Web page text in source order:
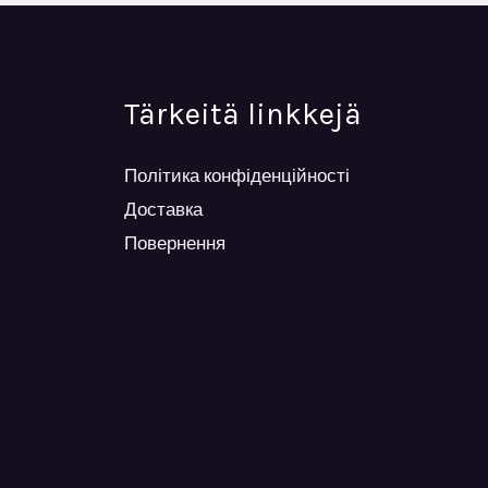
Tärkeitä linkkejä
Політика конфіденційності
Доставка
Повернення